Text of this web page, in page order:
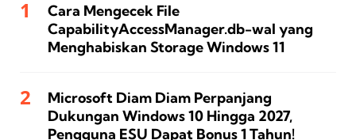
Cara Mengecek File
CapabilityAccessManager.db-wal yang
Menghabiskan Storage Windows 11
Microsoft Diam Diam Perpanjang
Dukungan Windows 10 Hingga 2027,
Pengguna ESU Dapat Bonus 1 Tahun!